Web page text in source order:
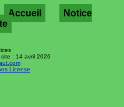
Accueil
Notice
: 14 avril 2026
License